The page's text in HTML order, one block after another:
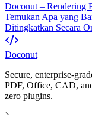
Doconut – Rendering
Temukan Apa yang
Ditingkatkan Secara
Doconut
Secure, enterprise-
PDF, Office, CAD,
zero plugins.